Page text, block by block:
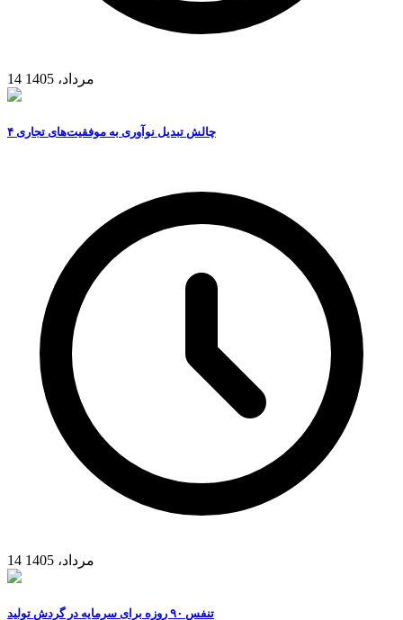
14 مرداد، 1405
۴ چالش تبدیل نوآوری به موفقیت‌های تجاری
14 مرداد، 1405
تنفس ۹۰ روزه برای سرمایه در گردش تولید